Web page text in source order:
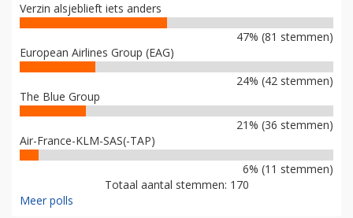
Verzin alsjeblieft iets anders
47% (81 stemmen)
European Airlines Group (EAG)
24% (42 stemmen)
The Blue Group
21% (36 stemmen)
Air-France-KLM-SAS(-TAP)
6% (11 stemmen)
Totaal aantal stemmen: 170
Meer polls